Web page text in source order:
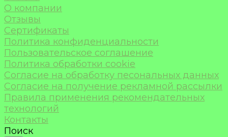
О компании
Отзывы
Сертификаты
Политика конфиденциальности
Пользовательское соглашение
Политика обработки cookie
Согласие на обработку песональных данных
Согласие на получение рекламной рассылки
Правила применения рекомендательных
технологий
Контакты
Поиск